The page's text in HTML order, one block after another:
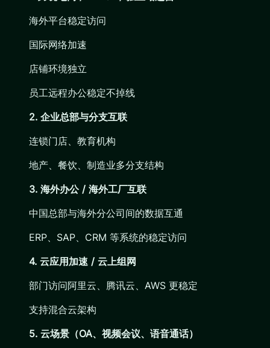
海外平台稳定访问
国际网络加速
店铺环境独立
员工远程办公稳定不掉线
2. 企业总部与分支互联
连锁门店、教育机构
地产、餐饮、制造业多分支结构
3. 海外办公 / 海外工厂互联
中国总部与海外分公司间的数据互通
ERP、SAP、CRM 等系统的稳定访问
4. 云应用加速 / 云上组网
部门访问阿里云、腾讯云、AWS 更稳定
支持混合云架构
5. 云场景（OA、视频会议、语音通话）